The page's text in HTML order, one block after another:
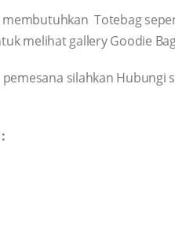
Totebag
melihat gallery Goodie
silahkan Hubungi